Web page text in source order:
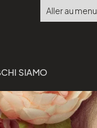
Aller au menu
CHI SIAMO